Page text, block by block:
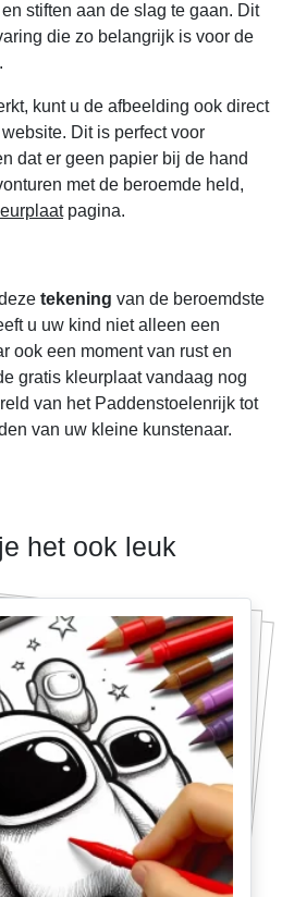
stiften aan de slag te gaan. Dit
die zo belangrijk is voor de
kunt u de afbeelding ook direct
Dit is perfect voor
dat er geen papier bij de hand
met de beroemde held,
pagina.
tekening van de beroemdste
u uw kind niet alleen een
ook een moment van rust en
gratis kleurplaat vandaag nog
van het Paddenstoelenrijk tot
van uw kleine kunstenaar.
het ook leuk